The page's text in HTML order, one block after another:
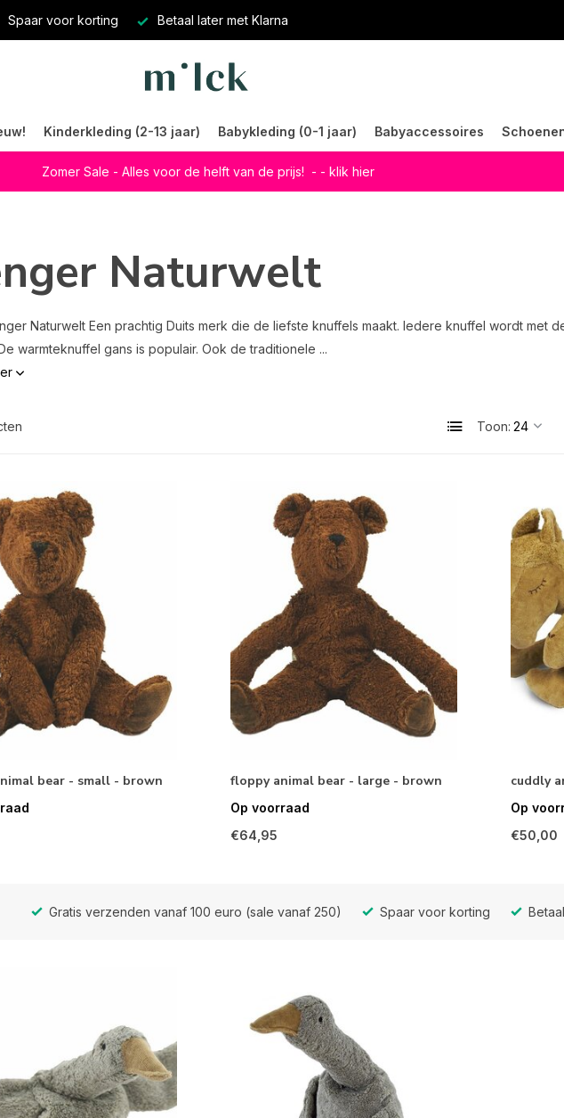
Spaar voor korting Betaal later met Klarna
Kinderkleding (2-13 jaar) Babykleding (0-1 jaar) Babyaccessoires
Zomer Sale - Alles voor de helft van de prijs! - - klik hier
Naturwelt
Naturwelt Een prachtig Duits merk die de liefste knuffels maakt. Iedere knuffel wordt met
warmteknuffel gans is populair. Ook de traditionele ...
Toon:
bear - small - brown floppy animal bear - large - brown
Op voorraad
€64,95
cuddly
Op
€50,00
Gratis verzenden vanaf 100 euro (sale vanaf 250) Spaar voor korting